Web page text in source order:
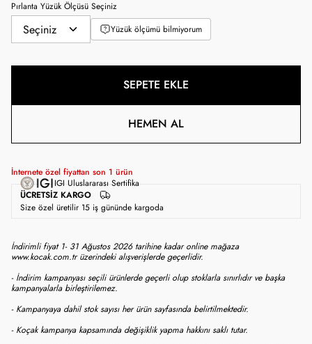
Pırlanta Yüzük Ölçüsü Seçiniz
Yüzük ölçümü bilmiyorum
SEPETE EKLE
HEMEN AL
İnternete özel fiyattan son 1 ürün
ÜCRETSIZ KARGO
IGI Uluslararası Sertifika
Size özel üretilir 15 iş gününde kargoda
İndirimli fiyat 1- 31 Ağustos 2026 tarihine kadar online mağaza
www.kocak.com.tr üzerindeki alışverişlerde geçerlidir.
- İndirim kampanyası seçili ürünlerde geçerli olup stoklarla sınırlıdır ve başka
kampanyalarla birleştirilemez.
- Kampanyaya dahil stok sayısı her ürün sayfasında belirtilmektedir.
- Koçak kampanya kapsamında değişiklik yapma hakkını saklı tutar.